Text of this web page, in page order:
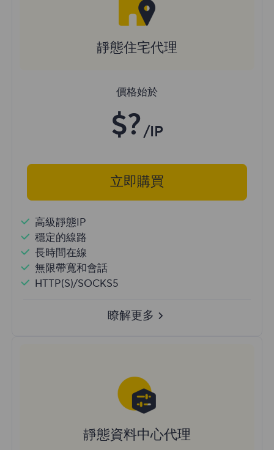
靜態住宅代理
價格始於
$? /IP
立即購買
高級靜態IP
穩定的線路
長時間在線
無限帶寬和會話
HTTP(S)/SOCKS5
瞭解更多
靜態資料中心代理